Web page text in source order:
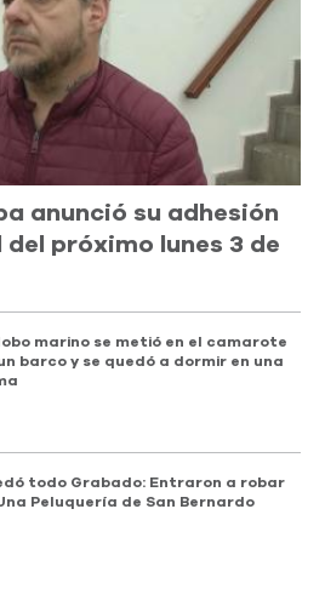
anunció su adhesión
próximo lunes 3 de
marino se metió en el camarote
barco y se quedó a dormir en una
todo Grabado: Entraron a robar
Peluquería de San Bernardo